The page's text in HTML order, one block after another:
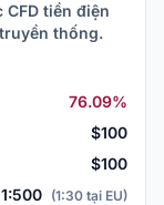
tiền điện
thống.
76.09%
$100
$100
1:500 (1:30 tại EU)